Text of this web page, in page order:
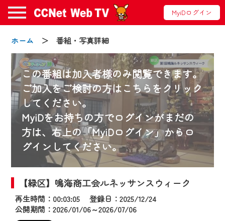
MyiDログイン
ホーム ＞ 番組・写真詳細
この番組は加入者様のみ閲覧できます。
ご加入をご検討の方はこちらをクリック
してください。
MyiDをお持ちの方でログインがまだの
方は、右上の「MyiDログイン」からロ
グインしてください。
【緑区】鳴海商工会ルネッサンスウィーク
再生時間：00:03:05 登録日：2025/12/24
公開期間：2026/01/06～2026/07/06
お知らせ
2024/09/02
動画配信サービス『CCNet Web TV』は2024
年9月24日からリニューアルします！
【変更点】
◆デザイン変更により、お住まいの地域